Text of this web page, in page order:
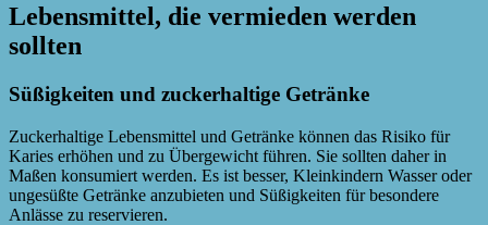
Lebensmittel, die vermieden werden
sollten
Süßigkeiten und zuckerhaltige Getränke
Zuckerhaltige Lebensmittel und Getränke können das Risiko für
Karies erhöhen und zu Übergewicht führen. Sie sollten daher in
Maßen konsumiert werden. Es ist besser, Kleinkindern Wasser oder
ungesüßte Getränke anzubieten und Süßigkeiten für besondere
Anlässe zu reservieren.